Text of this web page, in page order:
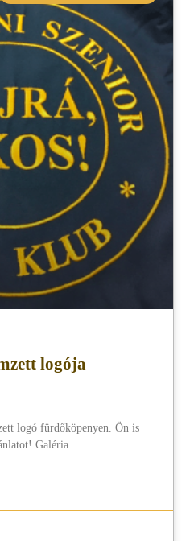
logója
logó fürdőköpenyen. Ön is
Galéria